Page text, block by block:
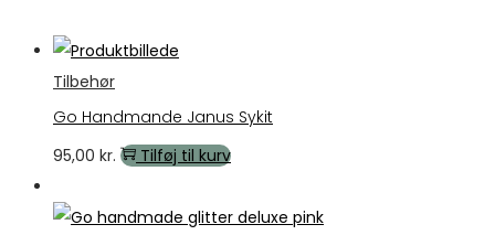
Tilbehør
Go Handmande Janus Sykit
95,00 kr.
Tilføj til kurv